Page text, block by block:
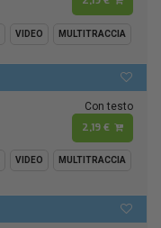
VIDEO MULTITRACCIA
Con testo
2,19 €
VIDEO MULTITRACCIA